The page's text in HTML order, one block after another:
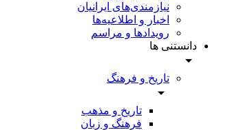
نیازمندی‌های ایرانیان
اخبار و اطلاعیه‌ها
رویداد‌ها و مراسم
دانستنی ها
تاریخ و فرهنگ
تاریخ و مذهب
فرهنگ و زبان